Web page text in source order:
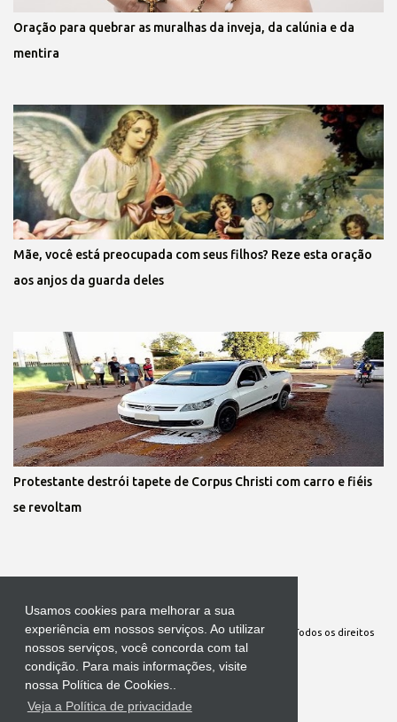
Usamos cookies para melhorar a sua
experiência em nossos serviços. Ao utilizar
nossos serviços, você concorda com tal
condição. Para mais informações, visite
nossa Política de Cookies..
Veja a Política de privacidade
Oração para quebrar as muralhas da inveja, da calúnia e da
mentira
Mãe, você está preocupada com seus filhos? Reze esta oração
aos anjos da guarda deles
Protestante destrói tapete de Corpus Christi com carro e fiéis
se revoltam
Site Oficial da Comunidade Nossa Senhora cuida de mim. Todos os direitos
reservados